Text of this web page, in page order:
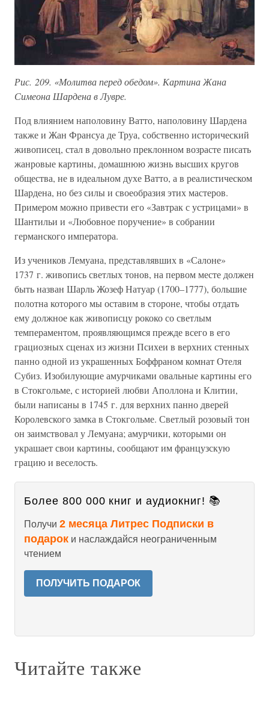
Рис. 209. «Молитва перед обедом». Картина Жана
Симеона Шардена в Лувре.
Под влиянием наполовину Ватто, наполовину Шардена
также и Жан Франсуа де Труа, собственно исторический
живописец, стал в довольно преклонном возрасте писать
жанровые картины, домашнюю жизнь высших кругов
общества, не в идеальном духе Ватто, а в реалистическом
Шардена, но без силы и своеобразия этих мастеров.
Примером можно привести его «Завтрак с устрицами» в
Шантильи и «Любовное поручение» в собрании
германского императора.
Из учеников Лемуана, представлявших в «Салоне»
1737 г. живопись светлых тонов, на первом месте должен
быть назван Шарль Жозеф Натуар (1700–1777), большие
полотна которого мы оставим в стороне, чтобы отдать
ему должное как живописцу рококо со светлым
темпераментом, проявляющимся прежде всего в его
грациозных сценах из жизни Психеи в верхних стенных
панно одной из украшенных Боффраном комнат Отеля
Субиз. Изобилующие амурчиками овальные картины его
в Стокгольме, с историей любви Аполлона и Клитии,
были написаны в 1745 г. для верхних панно дверей
Королевского замка в Стокгольме. Светлый розовый тон
он заимствовал у Лемуана; амурчики, которыми он
украшает свои картины, сообщают им французскую
грацию и веселость.
Более 800 000 книг и аудиокниг! 📚
Получи 2 месяца Литрес Подписки в
подарок и наслаждайся неограниченным
чтением
ПОЛУЧИТЬ ПОДАРОК
Читайте также